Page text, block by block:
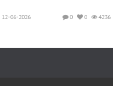
12-06-2026 4236
0
0